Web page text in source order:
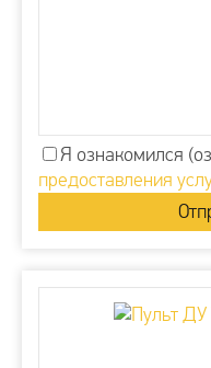
Я ознакомился
предоставления